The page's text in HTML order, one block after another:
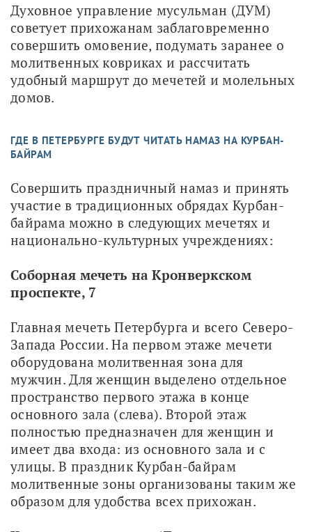
Духовное управление мусульман (ДУМ)
советует прихожанам заблаговременно
совершить омовение, подумать заранее о
молитвенных ковриках и рассчитать
удобный маршрут до мечетей и молельных
домов.
ГДЕ В ПЕТЕРБУРГЕ БУДУТ ЧИТАТЬ НАМАЗ НА КУРБАН-
БАЙРАМ
Совершить праздничный намаз и принять
участие в традиционных обрядах Курбан-
байрама можно в следующих мечетях и
национально-культурных учреждениях:
Соборная мечеть на Кронверкском
проспекте, 7
Главная мечеть Петербурга и всего Северо-
Запада России. На первом этаже мечети
оборудована молитвенная зона для
мужчин. Для женщин выделено отдельное
пространство первого этажа в конце
основного зала (слева). Второй этаж
полностью предназначен для женщин и
имеет два входа: из основного зала и с
улицы. В праздник Курбан-байрам
молитвенные зоны организованы таким же
образом для удобства всех прихожан.